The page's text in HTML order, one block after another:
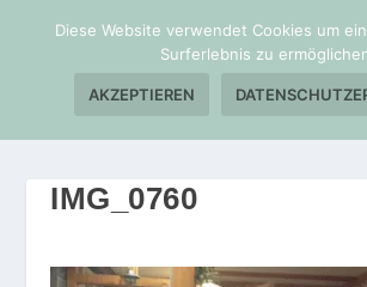
IMG_0760
Diese Website verwendet Cookies um
Surferlebnis zu
AKZEPTIEREN